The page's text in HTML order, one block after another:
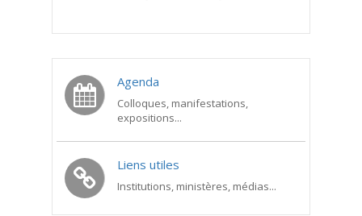
Agenda
Colloques, manifestations,
expositions...
Liens utiles
Institutions, ministères, médias...